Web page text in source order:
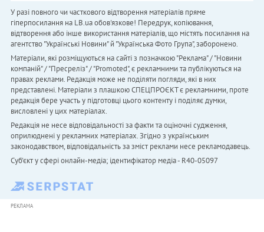
У разі повного чи часткового відтворення матеріалів пряме
гіперпосилання на LB.ua обов'язкове! Передрук, копіювання,
відтворення або інше використання матеріалів, що містять посилання на
агентство "Українськi Новини" й "Українська Фото Група", заборонено.
Матеріали, які розміщуються на сайті з позначкою "Реклама" / "Новини
компаній" / "Пресреліз" / "Promoted", є рекламними та публікуються на
правах реклами. Редакція може не поділяти погляди, які в них
представлені. Матеріали з плашкою СПЕЦПРОЄКТ є рекламними, проте
редакція бере участь у підготовці цього контенту і поділяє думки,
висловлені у цих матеріалах.
Редакція не несе відповідальності за факти та оціночні судження,
оприлюднені у рекламних матеріалах. Згідно з українським
законодавством, відповідальність за зміст реклами несе рекламодавець.
Cуб'єкт у сфері онлайн-медіа; ідентифікатор медіа - R40-05097
РЕКЛАМА